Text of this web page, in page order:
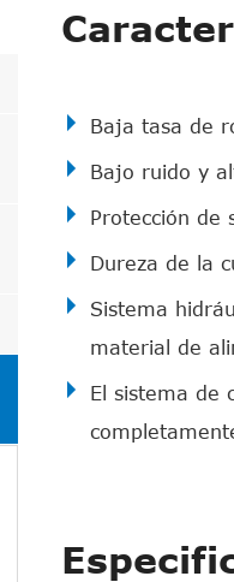
Baja tasa de
Bajo ruido y
Protección de
Dureza de la
Sistema
material de
El sistema de